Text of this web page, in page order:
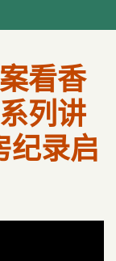
看香
列讲
纪录启